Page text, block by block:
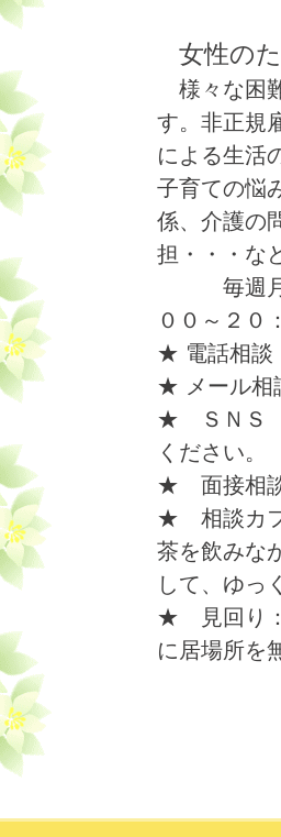
女性の
様々な困
す。非正規
による生活
子育ての悩
係、介護の
担・・・な
毎週月～
００～２０
★ 電話相
★ メール相
★ ＳＮＳ（
ください。
★ 面接相
★ 相談カフ
茶を飲みな
して、ゆっ
★ 見回り
に居場所を